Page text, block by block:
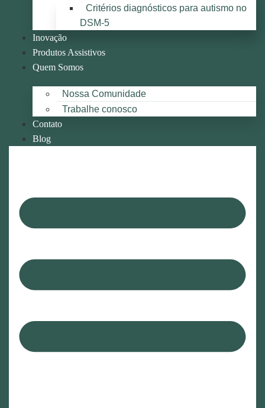
Critérios diagnósticos para autismo no
DSM-5
Inovação
Produtos Assistivos
Quem Somos
Nossa Comunidade
Trabalhe conosco
Contato
Blog